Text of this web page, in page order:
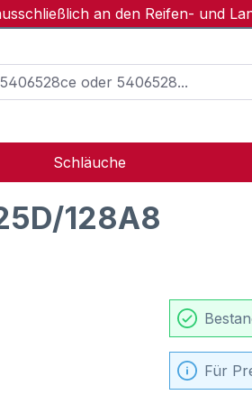
an den Reifen- und
Schläuche
128A8
Für